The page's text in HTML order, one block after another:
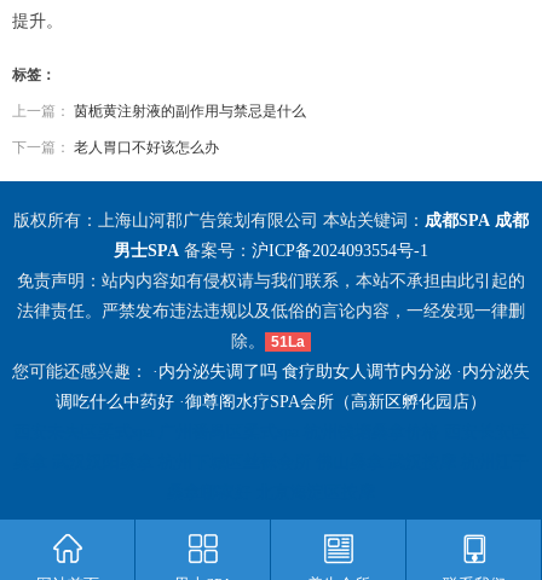
提升。
标签：
上一篇： 茵栀黄注射液的副作用与禁忌是什么
下一篇： 老人胃口不好该怎么办
版权所有：上海山河郡广告策划有限公司 本站关键词： 成都SPA 成都
男士SPA 备案号： 沪ICP备2024093554号-1
免责声明：站内内容如有侵权请与我们联系，本站不承担由此引起的
法律责任。严禁发布违法违规以及低俗的言论内容，一经发现一律删
除。
51La
您可能还感兴趣： · 内分泌失调了吗 食疗助女人调节内分泌 · 内分泌失
调吃什么中药好 ·御尊阁水疗SPA会所（高新区孵化园店）